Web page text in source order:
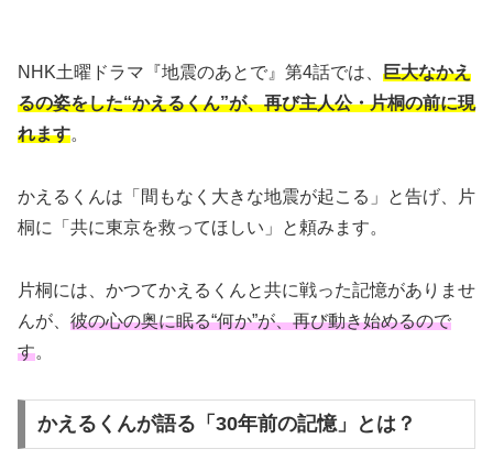
NHK土曜ドラマ『地震のあとで』第4話では、 巨大なかえ
るの姿をした“かえるくん”が、再び主人公・片桐の前に現
れます。
かえるくんは「間もなく大きな地震が起こる」と告げ、片
桐に「共に東京を救ってほしい」と頼みます。
片桐には、かつてかえるくんと共に戦った記憶がありませ
んが、 彼の心の奥に眠る“何か”が、再び動き始めるので
す。
かえるくんが語る「30年前の記憶」とは？